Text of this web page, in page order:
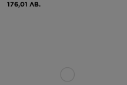
176,01 ЛВ.